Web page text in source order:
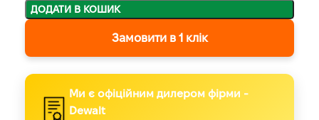
ДОДАТИ В КОШИК
Замовити в 1 клік
Ми є офіційним дилером фірми -
Dewalt